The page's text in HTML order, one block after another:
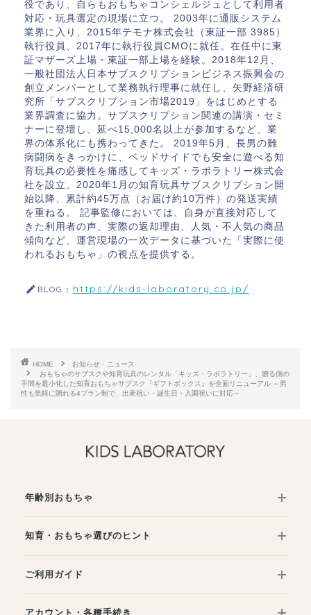
役であり、自らもおもちゃコンシェルジュとして利用者
対応・玩具選定の現場に立つ。 2003年に通販システム
業界に入り、2015年テモナ株式会社（東証一部 3985）
執行役員、2017年に執行役員CMOに就任。在任中に東
証マザーズ上場・東証一部上場を経験。2018年12月、
一般社団法人日本サブスクリプションビジネス振興会の
創立メンバーとして業務執行理事に就任し、矢野経済研
究所「サブスクリプション市場2019」をはじめとする
業界調査に協力。サブスクリプション関連の講演・セミ
ナーに登壇し、延べ15,000名以上が参加するなど、業
界の体系化にも携わってきた。 2019年5月、長男の難
病闘病をきっかけに、ベッドサイドでも安全に遊べる知
育玩具の必要性を痛感してキッズ・ラボラトリー株式会
社を設立。2020年1月の知育玩具サブスクリプション開
始以降、累計約45万点（お届け約10万件）の発送実績
を重ねる。 記事監修においては、自身が直接対応して
きた利用者の声、実際の返却理由、人気・不人気の商品
傾向など、運営現場の一次データに基づいた「実際に使
われるおもちゃ」の視点を提供する。
BLOG： https://kids-laboratory.co.jp/
HOME
お知らせ・ニュース
おもちゃのサブスクや知育玩具のレンタル「キッズ・ラボラトリー」、贈る側の
手間を最小化した知育おもちゃサブスク『ギフトボックス』を全面リニューアル ～男
性も気軽に贈れる4プラン制で、出産祝い・誕生日・入園祝いに対応～
年齢別おもちゃ
知育・おもちゃ選びのヒント
ご利用ガイド
アカウント・各種手続き